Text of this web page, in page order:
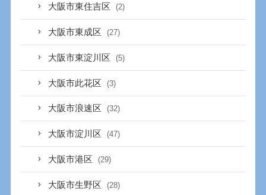
大阪市東住吉区 (2)
大阪市東成区 (27)
大阪市東淀川区 (5)
大阪市此花区 (3)
大阪市浪速区 (32)
大阪市淀川区 (47)
大阪市港区 (29)
大阪市生野区 (28)